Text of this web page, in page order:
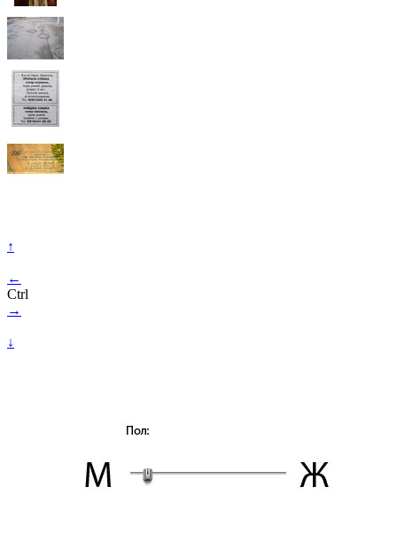
↑
←
Ctrl
→
↓